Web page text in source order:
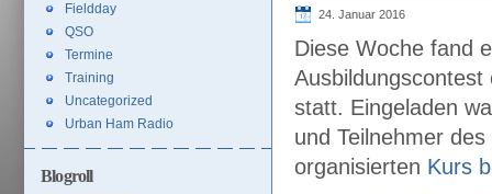
24. Januar 2016
Diese Woche fand
statt. Eingeladen
und Teilnehmer
organisierten Kurs
Fieldday
QSO
Termine
Training
Uncategorized
Urban Ham Radio
Blogroll